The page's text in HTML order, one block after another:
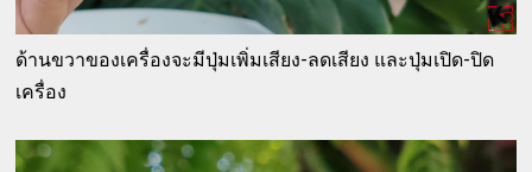
ด้านขวาของเครื่องจะมีปุ่มเพิ่มเสียง-ลดเสียง และปุ่มเปิด-ปิด
เครื่อง